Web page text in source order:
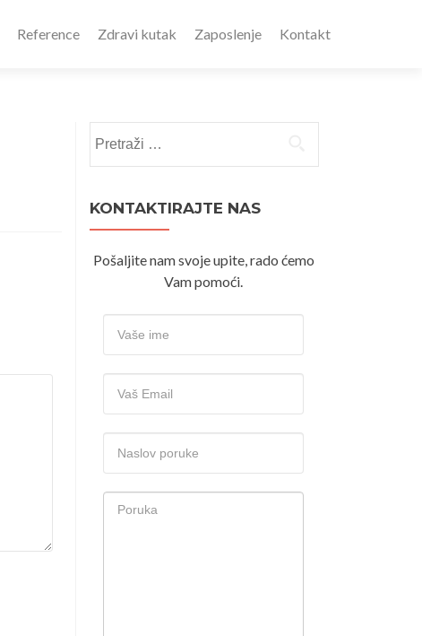
Reference Zdravi kutak Zaposlenje Kontakt
KONTAKTIRAJTE NAS
Pošaljite nam svoje upite, rado ćemo
Vam pomoći.